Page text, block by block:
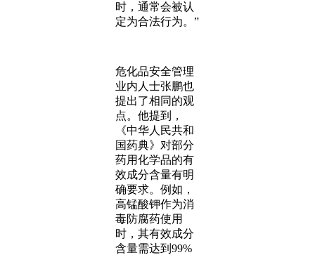
时，通常会被认
定为合法行为。”
危化品安全管理
业内人士张鹏也
提出了相同的观
点。他提到，
《中华人民共和
国药典》对部分
药用化学品的有
效成分含量有明
确要求。例如，
高锰酸钾作为消
毒防腐药使用
时，其有效成分
含量需达到99%